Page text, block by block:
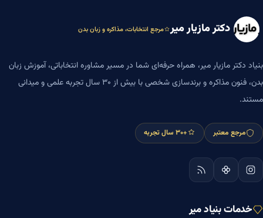
دکتر مازیار میر مرجع انتخابات، مذاکره و زبان بدن
بنیاد دکتر مازیار میر، همراه حرفه‌ای شما در مسیر مشاوره انتخاباتی، آموزش زبان
بدن، فنون مذاکره و برندسازی شخصی با بیش از ۳۰ سال تجربه علمی و میدانی
مستند.
مرجع معتبر +۳۰ سال تجربه
خدمات بنیاد میر